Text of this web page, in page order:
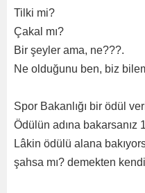
Tilki mi?
Çakal mı?
Bir şeyler ama, ne???.
Ne olduğunu ben, biz
Spor Bakanlığı bir ödül
Ödülün adına bakarsanız
Lâkin ödülü alana
şahsa mı? demekten